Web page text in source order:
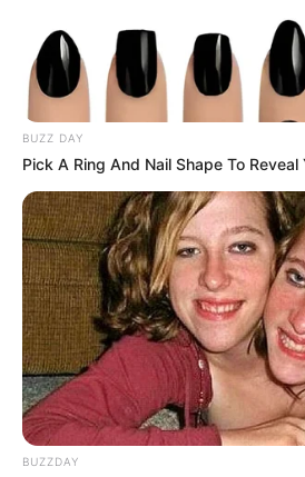
Kang Solah from Kang
Mak x Nenek Gayung
Tukar
BUZZ DAY
Pick A Ring And Nail Shape To
BUZZDAY